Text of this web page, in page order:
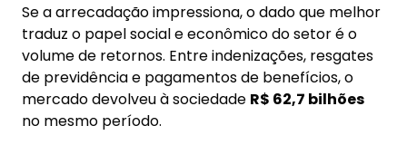
Se a arrecadação impressiona, o dado que melhor
traduz o papel social e econômico do setor é o
volume de retornos. Entre indenizações, resgates
de previdência e pagamentos de benefícios, o
mercado devolveu à sociedade R$ 62,7 bilhões
no mesmo período.